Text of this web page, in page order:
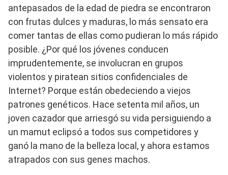
antepasados ​​de la edad de piedra se encontraron
con frutas dulces y maduras, lo más sensato era
comer tantas de ellas como pudieran lo más rápido
posible. ¿Por qué los jóvenes conducen
imprudentemente, se involucran en grupos
violentos y piratean sitios confidenciales de
Internet? Porque están obedeciendo a viejos
patrones genéticos. Hace setenta mil años, un
joven cazador que arriesgó su vida persiguiendo a
un mamut eclipsó a todos sus competidores y
ganó la mano de la belleza local, y ahora estamos
atrapados con sus genes machos.